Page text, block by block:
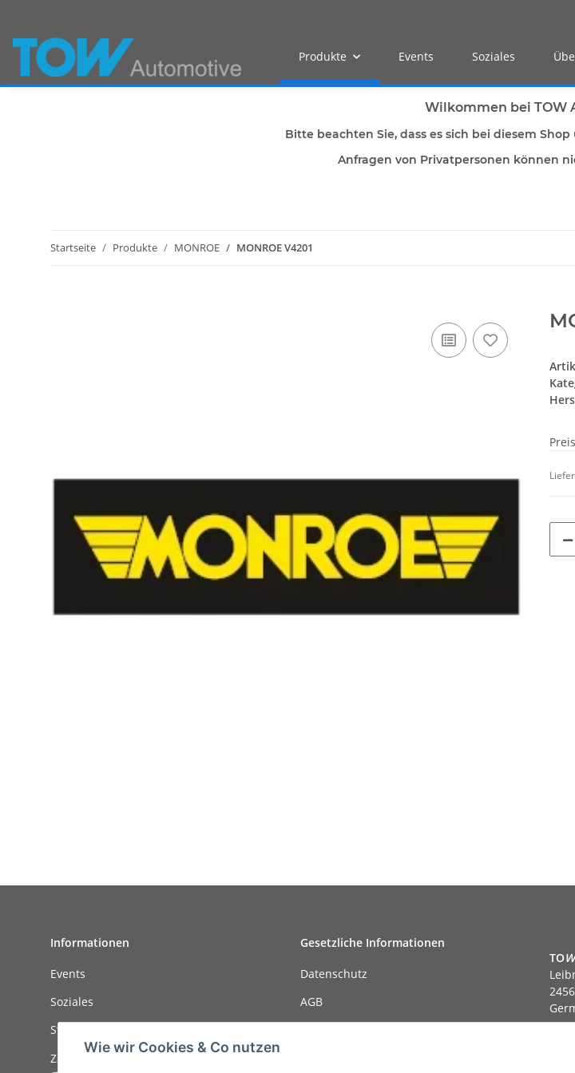
Produkte Events Soziales
Wilkommen bei TOW
Bitte beachten Sie, dass es sich bei diesem
Anfragen von Privatpersonen können
Startseite Produkte MONROE MONROE V4201
Informationen
Events
Soziales
Stellenanzeigen
Zahlungsmöglichkeiten
Gesetzliche Informationen
Datenschutz
AGB
TO
Wie wir Cookies & Co nutzen